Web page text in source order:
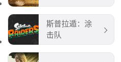
斯普拉遁：涂
击队